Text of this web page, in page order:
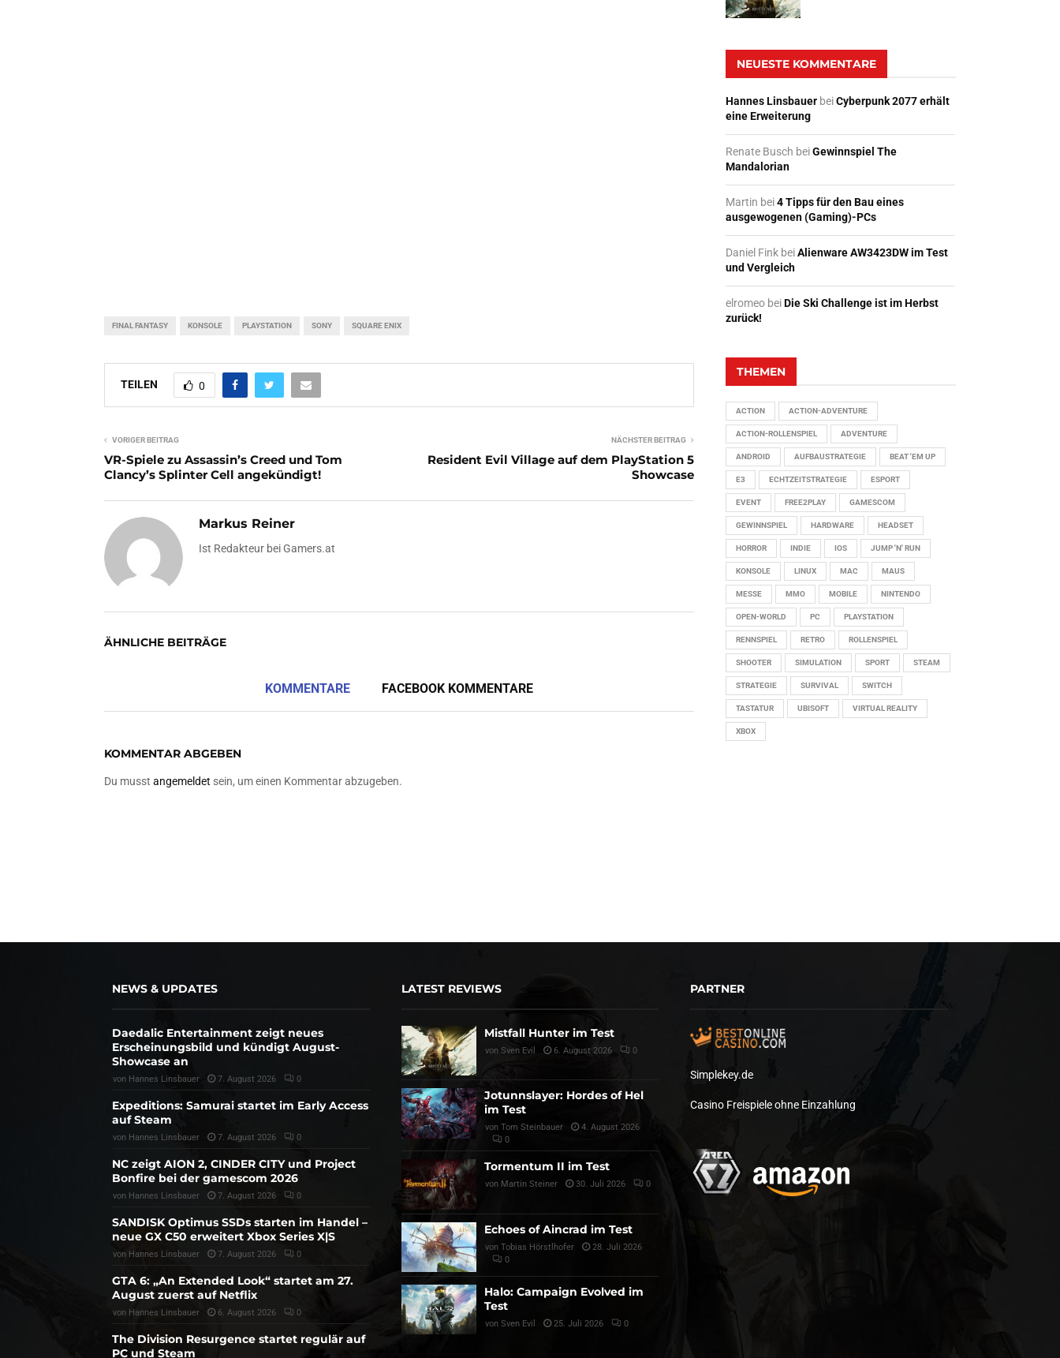
FINAL FANTASY KONSOLE PLAYSTATION SONY SQUARE ENIX
TEILEN 0
VORIGER BEITRAG
VR-Spiele zu Assassin’s Creed und Tom
Clancy’s Splinter Cell angekündigt!
NÄCHSTER BEITRAG
Resident Evil Village auf dem PlayStation 5
Showcase
Markus Reiner
Ist Redakteur bei Gamers.at
ÄHNLICHE BEITRÄGE
KOMMENTARE FACEBOOK KOMMENTARE
KOMMENTAR ABGEBEN
Du musst angemeldet sein, um einen Kommentar abzugeben.
NEUESTE KOMMENTARE
Hannes Linsbauer beiCyberpunk 2077 erhält
eine Erweiterung
Renate Busch beiGewinnspiel The
Mandalorian
Martin bei4 Tipps für den Bau eines
ausgewogenen (Gaming)-PCs
Daniel Fink beiAlienware AW3423DW im Test
und Vergleich
elromeo beiDie Ski Challenge ist im Herbst
zurück!
THEMEN
ACTION ACTION-ADVENTURE
ACTION-ROLLENSPIEL ADVENTURE
ANDROID AUFBAUSTRATEGIE BEAT 'EM UP
E3 ECHTZEITSTRATEGIE ESPORT
EVENT FREE2PLAY GAMESCOM
GEWINNSPIEL HARDWARE HEADSET
HORROR INDIE IOS JUMP 'N' RUN
KONSOLE LINUX MAC MAUS
MESSE MMO MOBILE NINTENDO
OPEN-WORLD PC PLAYSTATION
RENNSPIEL RETRO ROLLENSPIEL
SHOOTER SIMULATION SPORT STEAM
STRATEGIE SURVIVAL SWITCH
TASTATUR UBISOFT VIRTUAL REALITY
XBOX
NEWS & UPDATES
Daedalic Entertainment zeigt neues
Erscheinungsbild und kündigt August-
Showcase an
von Hannes Linsbauer 7. August 2026 0
Expeditions: Samurai startet im Early Access
auf Steam
von Hannes Linsbauer 7. August 2026 0
NC zeigt AION 2, CINDER CITY und Project
Bonfire bei der gamescom 2026
von Hannes Linsbauer 7. August 2026 0
SANDISK Optimus SSDs starten im Handel –
neue GX C50 erweitert Xbox Series X|S
von Hannes Linsbauer 7. August 2026 0
GTA 6: „An Extended Look“ startet am 27.
August zuerst auf Netflix
von Hannes Linsbauer 6. August 2026 0
The Division Resurgence startet regulär auf
PC und Steam
LATEST REVIEWS
Mistfall Hunter im Test
von Sven Evil 6. August 2026 0
Jotunnslayer: Hordes of Hel
im Test
von Tom Steinbauer
4. August 2026
0
Tormentum II im Test
von Martin Steiner 30. Juli 2026 0
Echoes of Aincrad im Test
von Tobias Hörstlhofer
28. Juli 2026
0
Halo: Campaign Evolved im
Test
von Sven Evil 25. Juli 2026 0
PARTNER
Simplekey.de
Casino Freispiele ohne Einzahlung